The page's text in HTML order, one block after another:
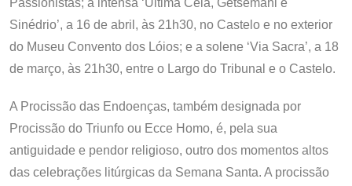
Sinédrio’, a 16 de abril, às 21h30, no Castelo e no exterior
do Museu Convento dos Lóios; e a solene ‘Via Sacra’, a 18
de março, às 21h30, entre o Largo do Tribunal e o Castelo.
A Procissão das Endoenças, também designada por
Procissão do Triunfo ou Ecce Homo, é, pela sua
antiguidade e pendor religioso, outro dos momentos altos
das celebrações litúrgicas da Semana Santa. A procissão